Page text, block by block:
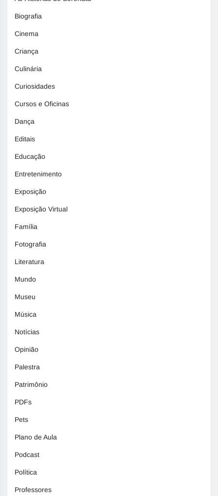
Biografia
Cinema
Criança
Culinária
Curiosidades
Cursos e Oficinas
Dança
Editais
Educação
Entretenimento
Exposição
Exposição Virtual
Família
Fotografia
Literatura
Mundo
Museu
Música
Notícias
Opinião
Palestra
Patrimônio
PDFs
Pets
Plano de Aula
Podcast
Política
Professores